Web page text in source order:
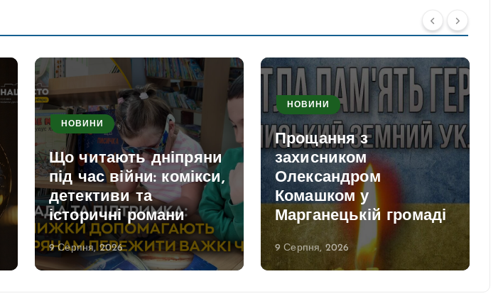
НОВИНИ
Що читають дніпряни
під час війни: комікси,
детективи та
історичні романи
9 Серпня, 2026
НОВИНИ
Прощання з
захисником
Олександром
Комашком у
Марганецькій громаді
9 Серпня, 2026